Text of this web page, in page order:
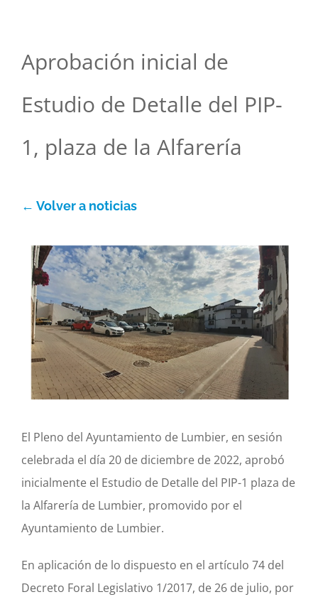
El Ayuntamiento
Esc. Música
La villa
Turismo
Actividad económica
Actualidad
Manc. Servicios Sociales
Contacto
Aprobación inicial de
Estudio de Detalle del PIP-
1, plaza de la Alfarería
← Volver a noticias
El Pleno del Ayuntamiento de Lumbier, en sesión
celebrada el día 20 de diciembre de 2022, aprobó
inicialmente el Estudio de Detalle del PIP-1 plaza de
la Alfarería de Lumbier, promovido por el
Ayuntamiento de Lumbier.
En aplicación de lo dispuesto en el artículo 74 del
Decreto Foral Legislativo 1/2017, de 26 de julio, por